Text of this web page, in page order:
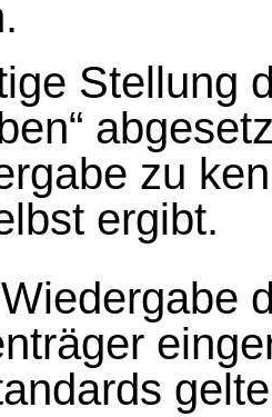
Stellung
zu
ergibt.